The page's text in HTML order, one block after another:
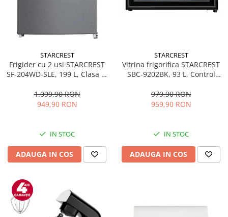
STARCREST
Frigider cu 2 usi STARCREST
SF-204WD-SLE, 199 L, Clasa E,
Termostat Ajustabil, Usi
reversibile, H 143 cm, Argintiu
1.099,90 RON
949,90 RON
IN STOC
ADAUGA IN COS
STARCREST
Vitrina frigorifica STARCREST
SBC-9202BK, 93 L, Control
83.2 cm, Negru
979,90 RON
959,90 RON
IN STOC
ADAUGA IN COS